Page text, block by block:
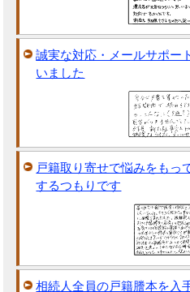
誠実な対応・メールサポー
いました
戸籍取り寄せで悩みをもっ
するつもりです
相続人全員の戸籍謄本を入